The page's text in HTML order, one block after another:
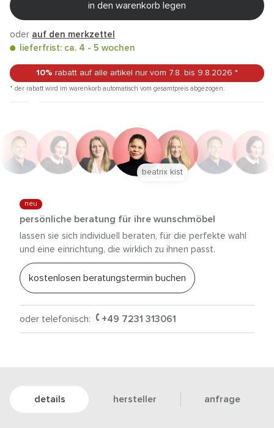
in den warenkorb legen
oder auf den merkzettel
lieferfrist: ca. 4 - 5 wochen
10% rabatt auf alle artikel nur vom 7.8. bis 9.8.2026 *
* der rabatt wird im warenkorb automatisch vom gesamtpreis abgezogen.
neu
persönliche beratung für ihre wunschmöbel
lassen sie sich individuell beraten, für die perfekte wahl
und eine einrichtung, die wirklich zu ihnen passt.
kostenlosen beratungstermin buchen
oder telefonisch: +49 7231 313061
beatrix kist
details hersteller anfrage